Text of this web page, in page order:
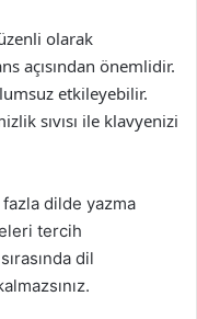
olarak
açısından önemlidir.
etkileyebilir.
sıvısı ile klavyenizi
dilde yazma
tercih
dil